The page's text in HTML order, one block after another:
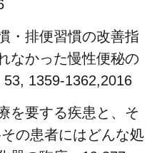
排便習慣の改善指
なかった慢性便秘の
1359-1362,2016
要する疾患と、そ
の患者にはどんな処